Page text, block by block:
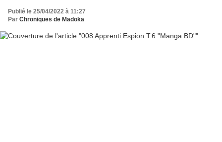
Publié le 25/04/2022 à 11:27
Par Chroniques de Madoka